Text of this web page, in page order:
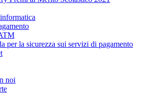
per la sicurezza sui servizi di pagamento
noi